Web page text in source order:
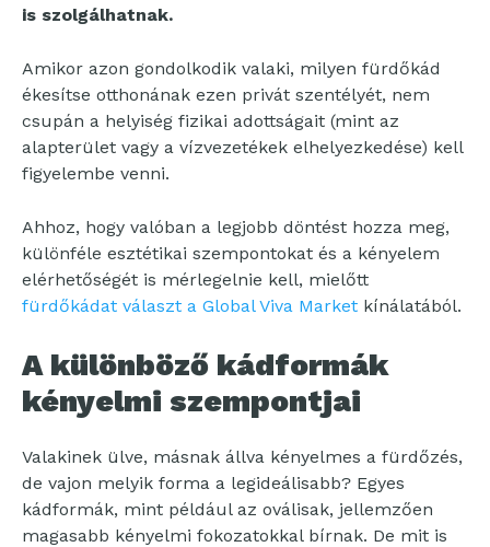
is szolgálhatnak.
Amikor azon gondolkodik valaki, milyen fürdőkád
ékesítse otthonának ezen privát szentélyét, nem
csupán a helyiség fizikai adottságait (mint az
alapterület vagy a vízvezetékek elhelyezkedése) kell
figyelembe venni.
Ahhoz, hogy valóban a legjobb döntést hozza meg,
különféle esztétikai szempontokat és a kényelem
elérhetőségét is mérlegelnie kell, mielőtt
fürdőkádat választ a Global Viva Market kínálatából.
A különböző kádformák
kényelmi szempontjai
Valakinek ülve, másnak állva kényelmes a fürdőzés,
de vajon melyik forma a legideálisabb? Egyes
kádformák, mint például az oválisak, jellemzően
magasabb kényelmi fokozatokkal bírnak. De mit is